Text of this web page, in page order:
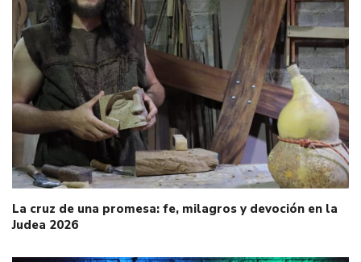
La cruz de una promesa: fe, milagros y devoción en la
Judea 2026